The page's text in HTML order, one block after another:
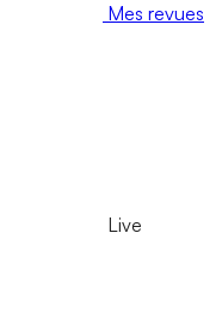
Mes revues
Live